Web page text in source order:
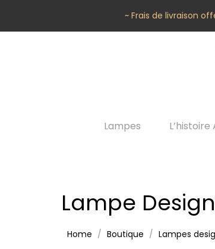
~ Frais de livraison
Lampes L’histoire
Lampe
Home Boutique Lampes